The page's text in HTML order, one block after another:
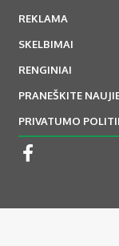
REKLAMA
SKELBIMAI
RENGINIAI
PRANEŠKITE
PRIVATUMO